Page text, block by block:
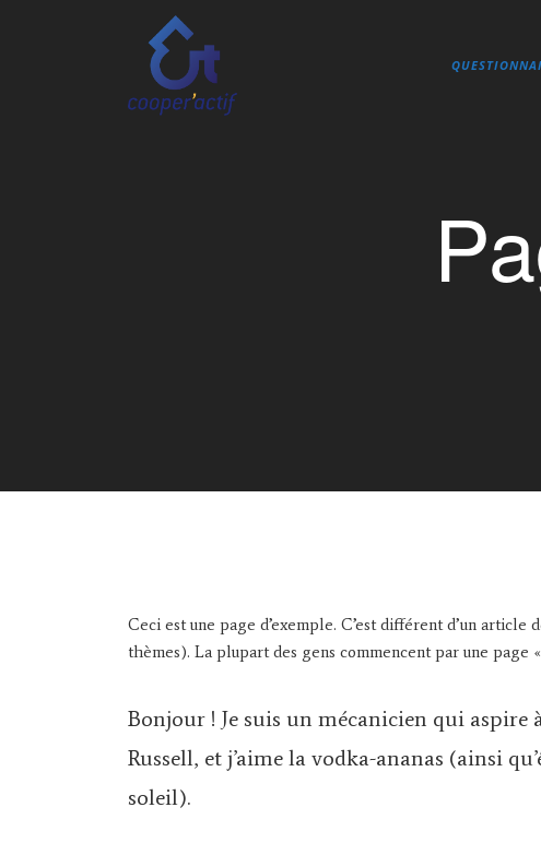
Ceci est une page d’exemple. C’est différent d’un
thèmes). La plupart des gens commencent par une page
Bonjour ! Je suis un mécanicien qui aspire
Russell, et j’aime la vodka-ananas (ainsi
soleil).